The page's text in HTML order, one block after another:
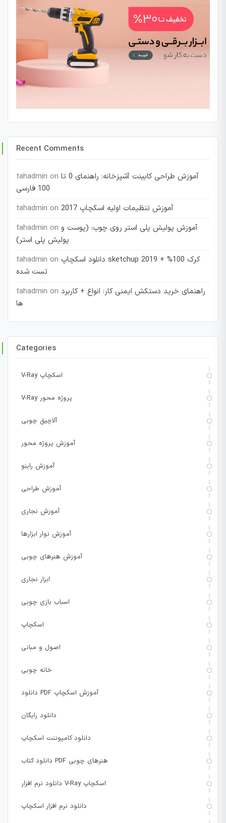
Recent Comments
tahadmin on آموزش طراحی کابینت آشپزخانه: راهنمای 0 تا
100 فارسی
tahadmin on
آموزش تنظیمات اولیه اسکچاپ 2017
tahadmin on آموزش پولیش پلی استر روی چوب: (پوست و
پولیش پلی استر)
tahadmin on دانلود اسکچاپ sketchup 2019 + کرک 100%
تست شده
tahadmin on راهنمای خرید دستکش ایمنی کار: انواع + کاربرد
ها
Categories
V-Ray اسکچاپ
V-Ray پروژه محور
آلاچیق چوبی
آموزش پروژه محور
آموزش راینو
آموزش طراحی
آموزش نجاری
آموزش نوار ابزارها
آموزش هنرهای چوبی
ابزار نجاری
اسباب بازی چوبی
اسکچاپ
اصول و مبانی
خانه چوبی
دانلود PDF آموزش اسکچاپ
دانلود رایگان
دانلود کامپوننت اسکچاپ
دانلود کتاب PDF هنرهای چوبی
دانلود نرم افزار V-Ray اسکچاپ
دانلود نرم افزار اسکچاپ